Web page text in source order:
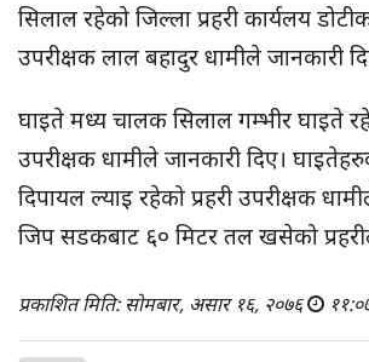
सिलाल रहेको जिल्ला प्रहरी कार्यलय
उपरीक्षक लाल बहादुर धामीले जानकारी
घाइते मध्य चालक सिलाल गम्भीर घाइते
उपरीक्षक धामीले जानकारी दिए।
दिपायल ल्याइ रहेको प्रहरी उपरीक्षक
जिप सडकबाट ६० मिटर तल खसेको
प्रकाशित मिति: सोमबार, असार १६, २०७६